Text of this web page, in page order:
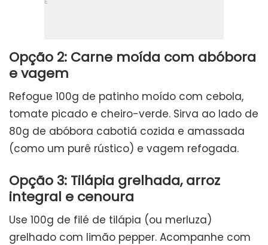
Opção 2: Carne moída com abóbora
e vagem
Refogue 100g de patinho moído com cebola,
tomate picado e cheiro-verde. Sirva ao lado de
80g de abóbora cabotiá cozida e amassada
(como um purê rústico) e vagem refogada.
Opção 3: Tilápia grelhada, arroz
integral e cenoura
Use 100g de filé de tilápia (ou merluza)
grelhado com limão pepper. Acompanhe com